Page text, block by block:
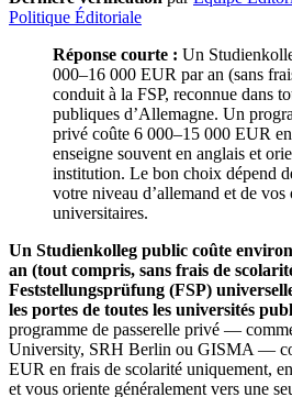
Politique Éditoriale
Réponse courte : Un
000–16 000 EUR par an (sans
conduit à la FSP, reconnue dans
publiques d’Allemagne. Un
privé coûte 6 000–15 000 EUR en
enseigne souvent en anglais et
institution. Le bon choix dépend
votre niveau d’allemand et de vos
universitaires.
Un Studienkolleg public coûte environ
an (tout compris, sans frais de
Feststellungsprüfung (FSP)
les portes de toutes les universités
programme de passerelle privé —
University, SRH Berlin ou GISMA —
EUR en frais de scolarité uniquement,
et vous oriente généralement vers une